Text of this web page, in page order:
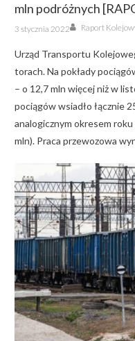
mln podróżnych
Posted
on
3 stycznia 2022 Author
Raport
Urząd Transportu
torach. Na pokłady
– o 12,7 mln więcej niż w
pociągów wsiadło łącznie
analogicznym okresem
mln). Praca przewozowa